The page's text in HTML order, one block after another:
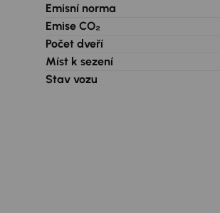
Emisní norma
Emise CO₂
Počet dveří
Míst k sezení
Stav vozu